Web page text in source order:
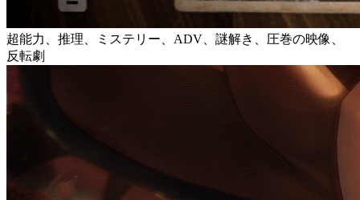
超能力、推理、ミステリー、ADV、謎解き、圧巻の映像、
反転劇